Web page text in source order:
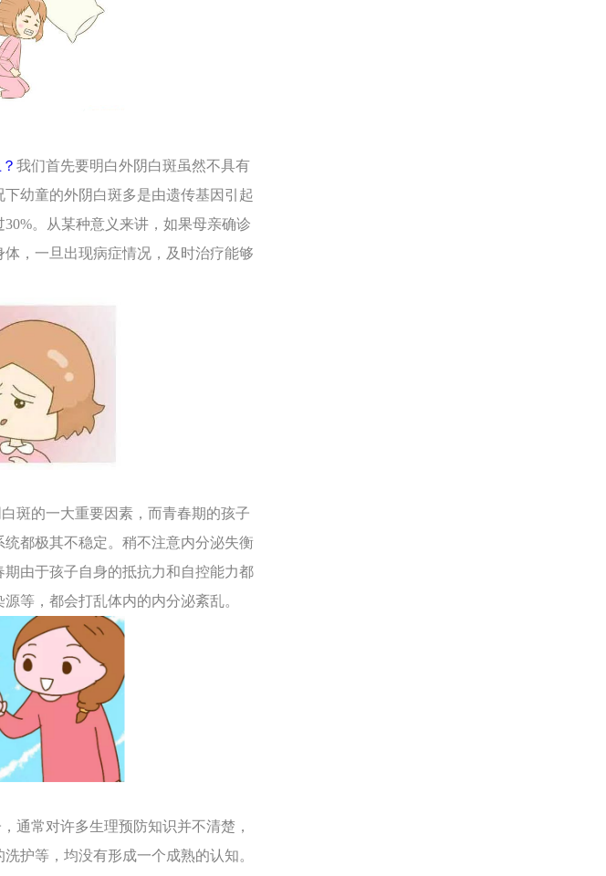
我们首先要明白外阴白斑虽然不具有
幼童的外阴白斑多是由遗传基因引起
。从某种意义来讲，如果母亲确诊
，一旦出现病症情况，及时治疗能够
的一大重要因素，而青春期的孩子
都极其不稳定。稍不注意内分泌失衡
由于孩子自身的抵抗力和自控能力都
等，都会打乱体内的内分泌紊乱。
常对许多生理预防知识并不清楚，
护等，均没有形成一个成熟的认知。